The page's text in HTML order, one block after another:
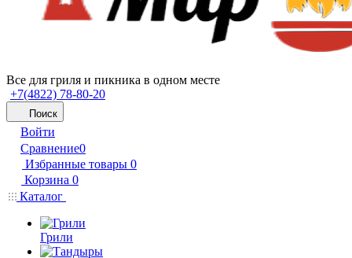
Все для гриля и пикника в одном месте
+7(4822) 78-80-20
Поиск
Войти
Сравнение0
Избранные товары 0
Корзина 0
Каталог
Грили